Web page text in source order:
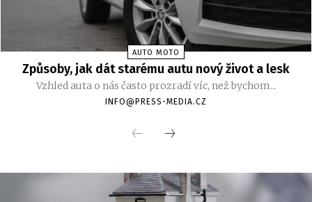
AUTO MOTO
Způsoby, jak dát starému autu nový život a lesk
Vzhled auta o nás často prozradí víc, než bychom...
INFO@PRESS-MEDIA.CZ